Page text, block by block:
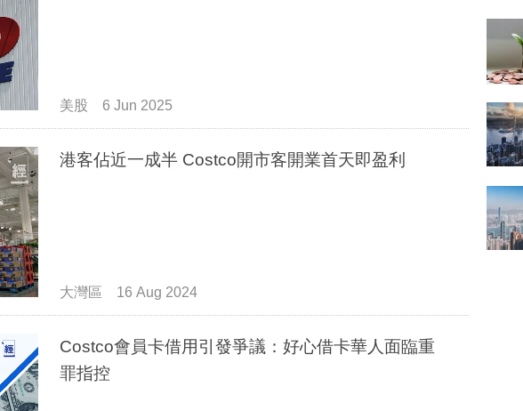
美股 6 Jun 2025
港客佔近一成半 Costco開市客開業首天即盈利
大灣區 16 Aug 2024
Costco會員卡借用引發爭議：好心借卡華人面臨重
罪指控